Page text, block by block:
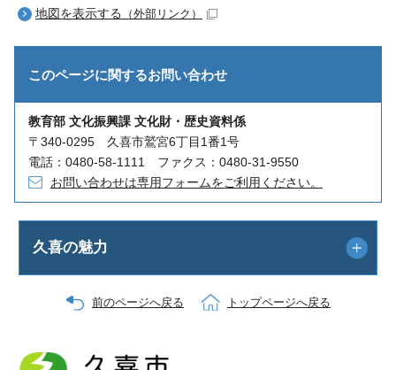
地図を表示する （外部リンク）
このページに関するお問い合わせ
教育部 文化振興課 文化財・歴史資料係
〒340-0295 久喜市鷲宮6丁目1番1号
電話：0480-58-1111 ファクス：0480-31-9550
お問い合わせは専用フォームをご利用ください。
久喜の魅力
前のページへ戻る トップページへ戻る